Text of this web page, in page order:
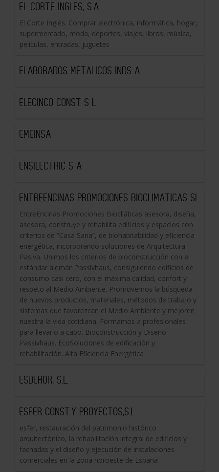
EL CORTE INGLES, S.A.
El Corte Inglés. Comprar electrónica, informática, hogar,
supermercado, moda, deportes, viajes, libros, música,
películas, entradas, juguetes
ELABORADOS METALICOS INDS A
ELECINCO CONST S L
EMEINSA
ENSILECTRIC S A
ENTREENCINAS PROMOCIONES BIOCLIMATICAS SL
EntreEncinas Promociones Biocliáticas asesora, diseña,
asesora, construye y rehabilita edificios y espacios con
criterios de “Casa Sana”, de biohabitabilidad y eficiencia
energética, incorporando soluciones de Arquitectura
Pasiva. Unimos los criterios de bioconstrucción con el
estándar alemán Passivhaus, consiguiendo edificios de
consumo casi cero, con el máxima calidad, confort y
respeto al Medio Ambiente. Promovemos la búsqueda
de nuevos productos, materiales, métodos de trabajo y
sistemas que favorezcan el Medio Ambiente y mejoren
nuestra la vida cotidiana. Formamos a profesionales
para llevarlo a cabo. Bioconstrucción y Diseño
Passivhaus. EcoSoluciones de edificación y
rehabilitación. Alta Eficiencia Energética
ESDEHOR, S.L.
ESFER CONST.Y PROYECTOS,S.L.
esfer, restauración del patrimonio histórico
arquitectónico, la rehabilitación integral de edificios y
fachadas y el diseño y ejecución de instalaciones
comerciales en la zona noroeste de España